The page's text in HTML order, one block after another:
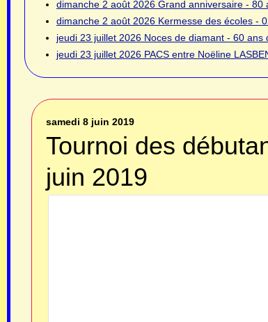
dimanche 2 août 2026 Grand anniversaire - 80
dimanche 2 août 2026 Kermesse des écoles -
jeudi 23 juillet 2026 Noces de diamant - 60 ans
jeudi 23 juillet 2026 PACS entre Noëline
samedi 8 juin 2019
Tournoi des
juin 2019